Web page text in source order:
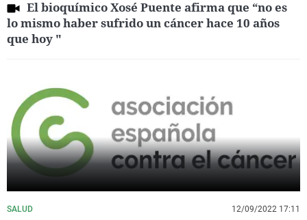
El bioquímico Xosé Puente afirma que “no es
lo mismo haber sufrido un cáncer hace 10 años
que hoy "
SALUD 12/09/2022 17:11